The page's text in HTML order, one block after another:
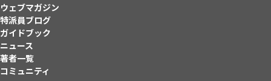
ウェブマガジン
特派員ブログ
ガイドブック
ニュース
著者一覧
コミュニティ